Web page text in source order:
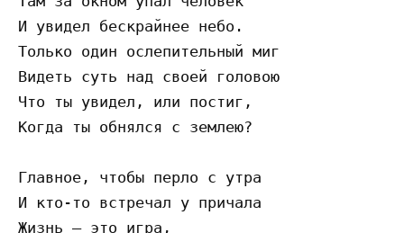
И увидел бескрайнее небо.
Только один ослепительный миг
Видеть суть над своей головою
Что ты увидел, или постиг,
Когда ты обнялся с землею?
Главное, чтобы перло с утра
И кто-то встречал у причала
Жизнь – это игра,